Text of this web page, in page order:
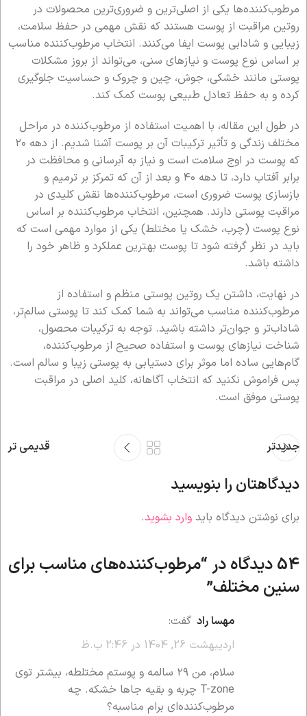
مرطوب‌کننده‌ها یکی از اصلی‌ترین و ضروری‌ترین محصولات در
روتین مراقبت از پوست هستند که نقش مهمی در حفظ سلامت،
زیبایی و شادابی پوست ایفا می‌کنند. انتخاب مرطوب‌کننده مناسب
بر اساس نوع پوست و نیازهای سنی، می‌تواند از بروز مشکلات
پوستی مانند خشکی، جوش، چین و چروک و حساسیت جلوگیری
کرده و به حفظ تعادل طبیعی پوست کمک کند.
در طول این مقاله، با اهمیت استفاده از مرطوب‌کننده در مراحل
مختلف زندگی و تأثیر ترکیبات آن بر پوست آشنا شدیم. از دهه ۲۰
که پوست در اوج سلامت است و نیاز به آبرسانی و محافظت در
برابر آفتاب دارد، تا دهه ۴۰ و بعد از آن که تمرکز بر ترمیم و
بازسازی پوست ضروری است، مرطوب‌کننده‌ها نقش کلیدی در
مراقبت پوستی دارند. همچنین، انتخاب مرطوب‌کننده بر اساس
نوع پوست (چرب، خشک یا مختلط) یکی از موارد مهمی است که
باید در نظر گرفته شود تا پوست بهترین عملکرد و ظاهر خود را
داشته باشد.
در نهایت، داشتن یک روتین پوستی منظم و استفاده از
مرطوب‌کننده مناسب می‌تواند به شما کمک کند تا پوستی سالم‌تر،
شاداب‌تر و جوان‌تر داشته باشید. توجه به ترکیبات محصول،
شناخت نیازهای پوست و استفاده صحیح از مرطوب‌کننده،
گام‌هایی ساده اما موثر برای دستیابی به پوستی زیبا و سالم است.
پس فراموش نکنید که انتخاب آگاهانه، کلید اصلی در مراقبت
پوستی موفق است.
جدیدتر قدیمی تر
دیدگاهتان را بنویسید
برای نوشتن دیدگاه باید وارد بشوید.
54 دیدگاه در “
مرطوب‌کننده‌های مناسب برای
سنین مختلف”
مهسا راد گفت:
اردیبهشت 26, 1404 در 2:46 ب.ظ
سلام، من ۲۹ سالمه و پوستم مختلطه، بیشتر توی
T-zone چربه و بقیه جاها خشکه. چه
مرطوب‌کننده‌ای برام مناسبه؟